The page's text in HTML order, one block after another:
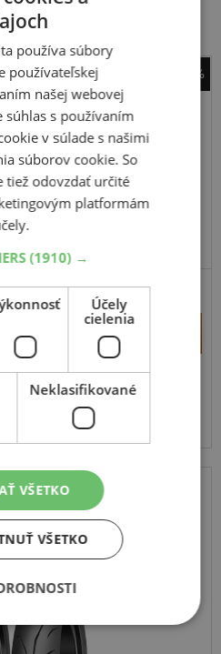
-48%
City
-17
TL,R
+
–
budúci prac. deň
v Bratislave 9 ks.
sklad 20 ks.
Force+
R17
66H
používa súbory
používateľskej
našej webovej
s používaním
v súlade s našimi
súborov cookie. So
tiež odovzdať určité
platformám
(1910) →
Účely
cielenia
Neklasifikované
VŠETKO
VŠETKO